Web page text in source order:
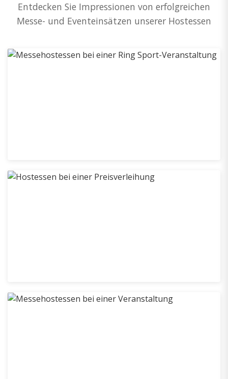
Entdecken Sie Impressionen von erfolgreichen
Messe- und Eventeinsätzen unserer Hostessen